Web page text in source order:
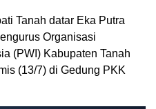
Tanah datar Eka Putra
Organisasi
(PWI) Kabupaten Tanah
(13/7) di Gedung PKK